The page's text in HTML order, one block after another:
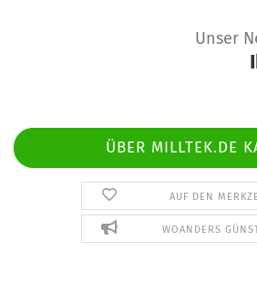
Unser
ÜBER MILLTEK.DE
AUF DEN
WOANDERS